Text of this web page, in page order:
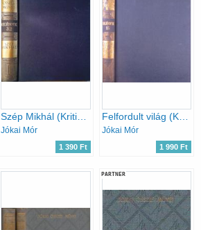
Jókai Mór
1 390 Ft
Felfordult világ (Kritikai kiadás - Regények 15.)
Jókai Mór
1 990 Ft
PARTNER